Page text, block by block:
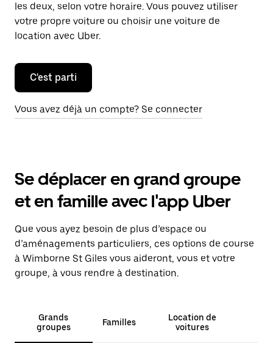
les deux, selon votre horaire. Vous pouvez utiliser
votre propre voiture ou choisir une voiture de
location avec Uber.
C'est parti
Vous avez déjà un compte? Se connecter
Se déplacer en grand groupe
et en famille avec l'app Uber
Que vous ayez besoin de plus d’espace ou
d’aménagements particuliers, ces options de course
à Wimborne St Giles vous aideront, vous et votre
groupe, à vous rendre à destination.
Grands
groupes
Familles
Location de
voitures